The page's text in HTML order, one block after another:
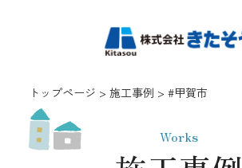
トップページ 施工事例 #甲賀市
Works